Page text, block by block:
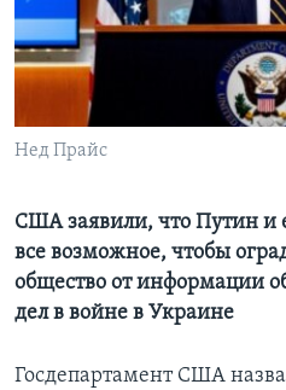
Learning English
СОЦИАЛЬНЫЕ СЕТИ
Языки
Нед Прайс
США заявили, что Путин и
все возможное, чтобы
общество от информации
дел в войне в Украине
Госдепартамент США